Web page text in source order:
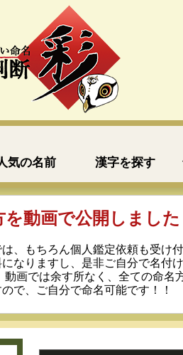
気の名前 漢字を探す
動画で公開しました
、もちろん個人鑑定依頼も受け
なりますし、是非ご自分で名付
動画では余す所なく、全ての命名
で、ご自分で命名可能です！！